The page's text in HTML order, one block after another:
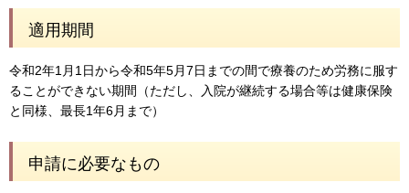
適用期間
令和2年1月1日から令和5年5月7日までの間で療養のため労務に服す
ることができない期間（ただし、入院が継続する場合等は健康保険
と同様、最長1年6月まで）
申請に必要なもの